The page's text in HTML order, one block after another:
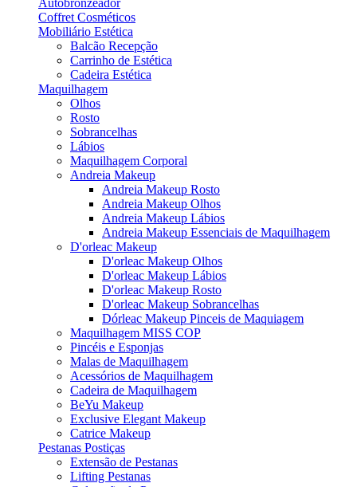
Autobronzeador
Coffret Cosméticos
Mobiliário Estética
Balcão Recepção
Carrinho de Estética
Cadeira Estética
Maquilhagem
Olhos
Rosto
Sobrancelhas
Lábios
Maquilhagem Corporal
Andreia Makeup
Andreia Makeup Rosto
Andreia Makeup Olhos
Andreia Makeup Lábios
Andreia Makeup Essenciais de Maquilhagem
D'orleac Makeup
D'orleac Makeup Olhos
D'orleac Makeup Lábios
D'orleac Makeup Rosto
D'orleac Makeup Sobrancelhas
Dórleac Makeup Pinceis de Maquiagem
Maquilhagem MISS COP
Pincéis e Esponjas
Malas de Maquilhagem
Acessórios de Maquilhagem
Cadeira de Maquilhagem
BeYu Makeup
Exclusive Elegant Makeup
Catrice Makeup
Pestanas Postiças
Extensão de Pestanas
Lifting Pestanas